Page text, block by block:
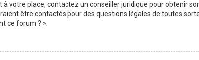
votre place, contactez un conseiller juridique pour obtenir
être contactés pour des questions légales de toutes
ce forum ? ».